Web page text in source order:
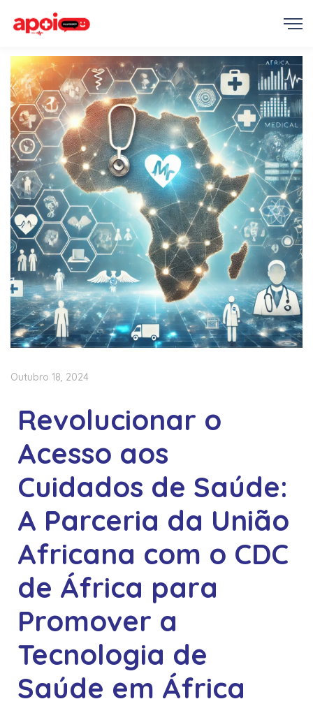
Outubro 18, 2024
Revolucionar o
Acesso aos
Cuidados de Saúde:
A Parceria da União
Africana com o CDC
de África para
Promover a
Tecnologia de
Saúde em África